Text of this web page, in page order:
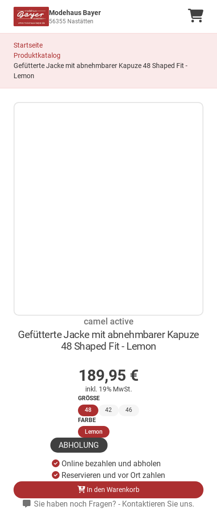
Modehaus Bayer
56355 Nastätten
Startseite
Produktkatalog
Gefütterte Jacke mit abnehmbarer Kapuze 48 Shaped Fit -
Lemon
camel active
Gefütterte Jacke mit abnehmbarer Kapuze
48 Shaped Fit - Lemon
189,95 €
inkl. 19% MwSt.
GRÖSSE
48(ausgewählt)
42
46
FARBE
Lemon(ausgewählt)
ABHOLUNG
Online bezahlen und abholen
Reservieren und vor Ort zahlen
In den Warenkorb
Sie haben noch Fragen? - Kontaktieren Sie uns.